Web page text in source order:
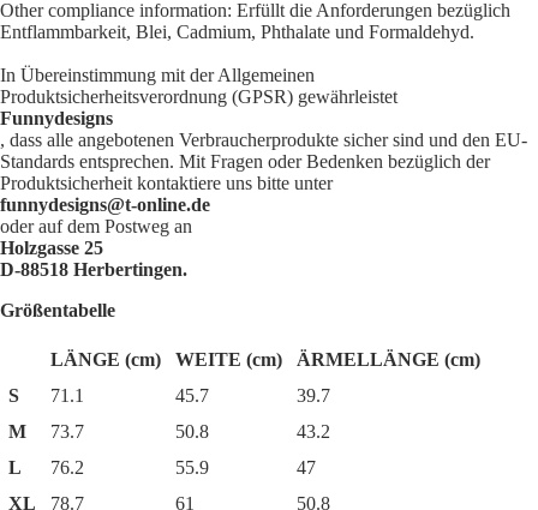
Other compliance information: Erfüllt die Anforderungen bezüglich
Entflammbarkeit, Blei, Cadmium, Phthalate und Formaldehyd.
In Übereinstimmung mit der Allgemeinen
Produktsicherheitsverordnung (GPSR) gewährleistet
Funnydesigns
, dass alle angebotenen Verbraucherprodukte sicher sind und den EU-
Standards entsprechen. Mit Fragen oder Bedenken bezüglich der
Produktsicherheit kontaktiere uns bitte unter
funnydesigns@t-online.de
oder auf dem Postweg an
Holzgasse 25
D-88518 Herbertingen.
Größentabelle
LÄNGE (cm) WEITE (cm)
ÄRMELLÄNGE (cm)
S
71.1 45.7
39.7
M
73.7 50.8
43.2
L
76.2 55.9
47
XL
78.7 61 50.8